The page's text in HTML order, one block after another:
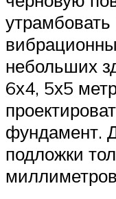
небольших
6х4, 5х5
фундамент.
подложки